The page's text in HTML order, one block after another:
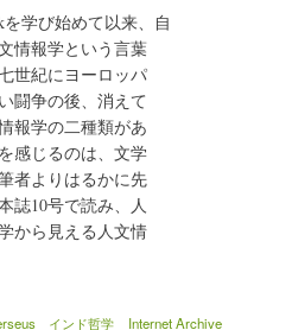
学び始めて以来、自
情報学という言葉
世紀にヨーロッパ
闘争の後、消えて
報学の二種類があ
感じるのは、文学
者よりはるかに先
誌10号で読み、人
から見える人文情
インド哲学
Internet Archive